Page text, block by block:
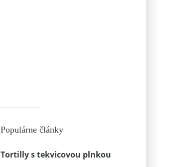
Populárne články
Tortilly s tekvicovou plnkou